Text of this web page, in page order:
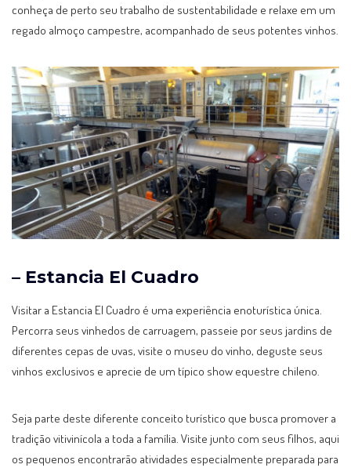
conheça de perto seu trabalho de sustentabilidade e relaxe em um
regado almoço campestre, acompanhado de seus potentes vinhos.
– Estancia El Cuadro
Visitar a Estancia El Cuadro é uma experiência enoturística única.
Percorra seus vinhedos de carruagem, passeie por seus jardins de
diferentes cepas de uvas, visite o museu do vinho, deguste seus
vinhos exclusivos e aprecie de um típico show equestre chileno.
Seja parte deste diferente conceito turístico que busca promover a
tradição vitivinícola a toda a família. Visite junto com seus filhos, aqui
os pequenos encontrarão atividades especialmente preparada para